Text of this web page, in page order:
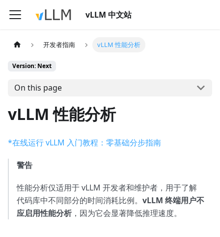
vLLM 中文站
开发者指南 vLLM 性能分析
Version: Next
On this page
vLLM 性能分析
*在线运行 vLLM 入门教程：零基础分步指南
警告
性能分析仅适用于 vLLM 开发者和维护者，用于了解
代码库中不同部分的时间消耗比例。 vLLM 终端用户不
应启用性能分析，因为它会显著降低推理速度。